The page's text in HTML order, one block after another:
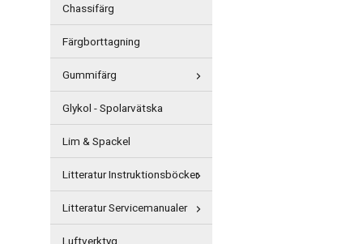
Chassifärg
Färgborttagning
Gummifärg
Glykol - Spolarvätska
Lim & Spackel
Litteratur Instruktionsböcker
Litteratur Servicemanualer